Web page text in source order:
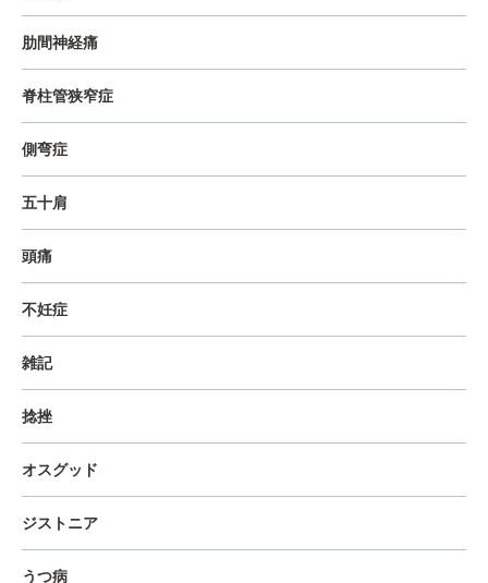
肋間神経痛
脊柱管狭窄症
側弯症
五十肩
頭痛
不妊症
雑記
捻挫
オスグッド
ジストニア
うつ病